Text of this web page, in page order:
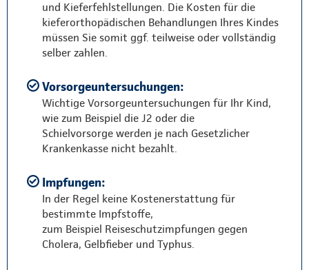
und Kieferfehlstellungen. Die Kosten für die
kieferorthopädischen Behandlungen Ihres Kindes
müssen Sie somit ggf. teilweise oder vollständig
selber zahlen.
Vorsorgeuntersuchungen:
Wichtige Vorsorgeuntersuchungen für Ihr Kind,
wie zum Beispiel die J2 oder die
Schielvorsorge werden je nach Gesetzlicher
Krankenkasse nicht bezahlt.
Impfungen:
In der Regel keine Kostenerstattung für
bestimmte Impfstoffe,
zum Beispiel Reiseschutzimpfungen gegen
Cholera, Gelbfieber und Typhus.